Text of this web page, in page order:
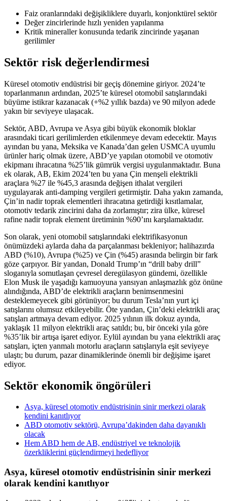
Faiz oranlarındaki değişikliklere duyarlı, konjonktürel sektör
Değer zincirlerinde hızlı yeniden yapılanma
Kritik mineraller konusunda tedarik zincirinde yaşanan
gerilimler
Sektör risk değerlendirmesi
Küresel otomotiv endüstrisi bir geçiş dönemine giriyor. 2024’te
toparlanmanın ardından, 2025’te küresel otomobil satışlarındaki
büyüme istikrar kazanacak (+%2 yıllık bazda) ve 90 milyon adede
yakın bir seviyeye ulaşacak.
Sektör, ABD, Avrupa ve Asya gibi büyük ekonomik bloklar
arasındaki ticari gerilimlerden etkilenmeye devam edecektir. Mayıs
ayından bu yana, Meksika ve Kanada’dan gelen USMCA uyumlu
ürünler hariç olmak üzere, ABD’ye yapılan otomobil ve otomotiv
ekipmanı ihracatına %25’lik gümrük vergisi uygulanmaktadır. Buna
ek olarak, AB, Ekim 2024’ten bu yana Çin menşeli elektrikli
araçlara %27 ile %45,3 arasında değişen ithalat vergileri
uygulayarak anti-damping vergileri getirmiştir. Daha yakın zamanda,
Çin’in nadir toprak elementleri ihracatına getirdiği kısıtlamalar,
otomotiv tedarik zincirini daha da zorlamıştır; zira ülke, küresel
rafine nadir toprak element üretiminin %90’ını karşılamaktadır.
Son olarak, yeni otomobil satışlarındaki elektrifikasyonun
önümüzdeki aylarda daha da parçalanması bekleniyor; halihazırda
ABD (%10), Avrupa (%25) ve Çin (%45) arasında belirgin bir fark
göze çarpıyor. Bir yandan, Donald Trump’ın “drill baby drill”
sloganıyla somutlaşan çevresel deregülasyon gündemi, özellikle
Elon Musk ile yaşadığı kamuoyuna yansıyan anlaşmazlık göz önüne
alındığında, ABD’de elektrikli araçların benimsenmesini
desteklemeyecek gibi görünüyor; bu durum Tesla’nın yurt içi
satışlarını olumsuz etkileyebilir. Öte yandan, Çin’deki elektrikli araç
satışları artmaya devam ediyor. 2025 yılının ilk dokuz ayında,
yaklaşık 11 milyon elektrikli araç satıldı; bu, bir önceki yıla göre
%35’lik bir artışa işaret ediyor. Eylül ayından bu yana elektrikli araç
satışları, içten yanmalı motorlu araçların satışlarıyla eşit seviyeye
ulaştı; bu durum, pazar dinamiklerinde önemli bir değişime işaret
ediyor.
Sektör ekonomik öngörüleri
Asya, küresel otomotiv endüstrisinin sinir merkezi olarak
kendini kanıtlıyor
ABD otomotiv sektörü, Avrupa’dakinden daha dayanıklı
olacak
Hem ABD hem de AB, endüstriyel ve teknolojik
özerkliklerini güçlendirmeyi hedefliyor
Asya, küresel otomotiv endüstrisinin sinir merkezi
olarak kendini kanıtlıyor